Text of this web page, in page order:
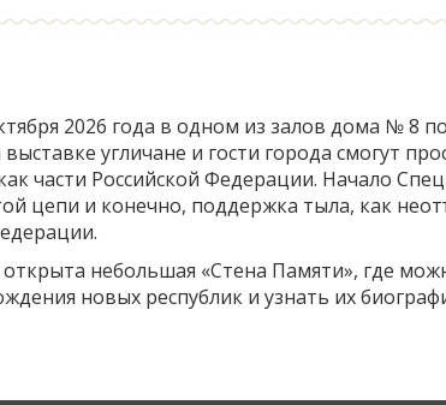
2026 года в одном из залов дома № 8
угличане и гости города смогут
части Российской Федерации. Начало
цепи и конечно, поддержка тыла, как
небольшая «Стена Памяти», где
новых республик и узнать их